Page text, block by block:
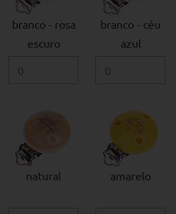
branco - rosa
escuro
branco - céu
azul
natural amarelo